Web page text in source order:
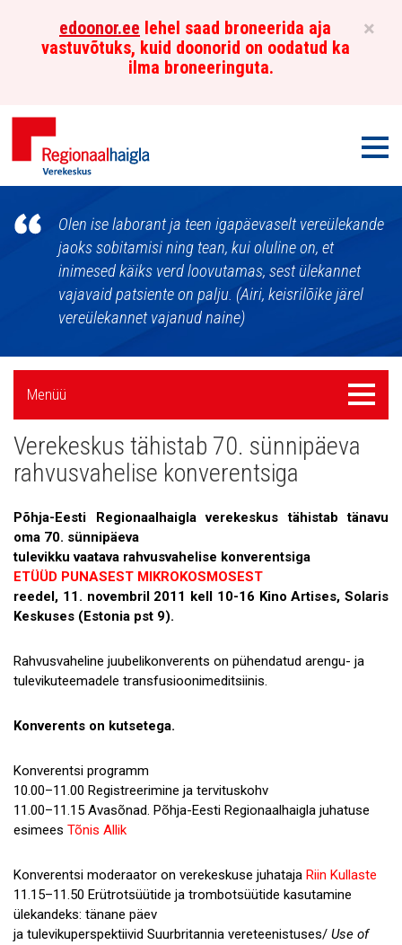
×
edoonor.ee lehel saad broneerida aja
vastuvõtuks, kuid doonorid on oodatud ka
ilma broneeringuta.
Põhja-
Eesti
Regionaalhaigla
Verekeskus
Olen ise laborant ja teen igapäevaselt vereülekande
jaoks sobitamisi ning tean, kui oluline on, et
inimesed käiks verd loovutamas, sest ülekannet
vajavaid patsiente on palju. (Airi, keisrilõike järel
vereülekannet vajanud naine)
Külgpaani
navigatsioon
Menüü
Menüü
Uudised
Galerii
Koostöö
Tule tööle!
Tule ekskursioonile!
Verekeskus tähistab 70. sünnipäeva
rahvusvahelise konverentsiga
Põhja-Eesti Regionaalhaigla verekeskus tähistab tänavu
oma 70. sünnipäeva
tulevikku vaatava rahvusvahelise konverentsiga
ETÜÜD PUNASEST MIKROKOSMOSEST
reedel, 11. novembril 2011 kell 10-16 Kino Artises, Solaris
Keskuses (Estonia pst 9).
Rahvusvaheline juubelikonverents on pühendatud arengu- ja
tulevikuteemadele transfusioonimeditsiinis.
Konverents on kutsetega.
Konverentsi programm
10.00–11.00 Registreerimine ja tervituskohv
11.00–11.15 Avasõnad. Põhja-Eesti Regionaalhaigla juhatuse
esimees Tõnis Allik
Konverentsi moderaator on verekeskuse juhataja Riin Kullaste
11.15–11.50 Erütrotsüütide ja trombotsüütide kasutamine
ülekandeks: tänane päev
ja tulevikuperspektiivid Suurbritannia vereteenistuses/ Use of